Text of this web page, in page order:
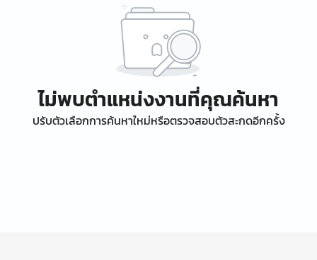
ไม่พบตำแหน่งงานที่คุณค้นหา
ปรับตัวเลือกการค้นหาใหม่หรือตรวจสอบตัวสะกดอีกครั้ง